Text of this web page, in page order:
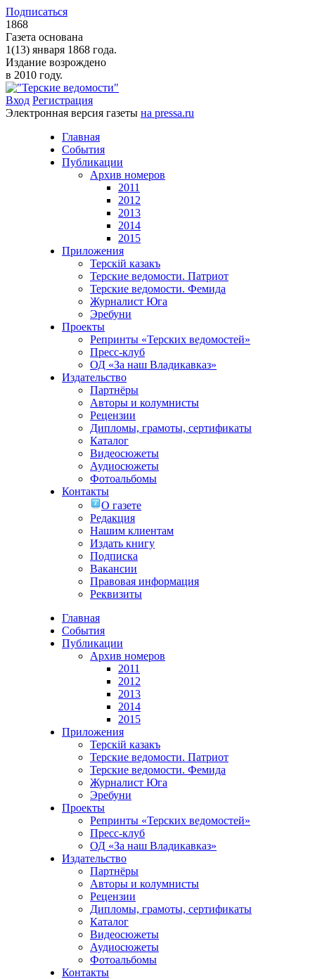
Подписаться
1868
Газета основана
1(13) января 1868 года.
Издание возрождено
в 2010 году.
Вход Регистрация
Электронная версия газеты на pressa.ru
Главная
События
Публикации
Архив номеров
2011
2012
2013
2014
2015
Приложения
Терскiй казакъ
Терские ведомости. Патриот
Терские ведомости. Фемида
Журналист Юга
Эребуни
Проекты
Репринты «Терских ведомостей»
Пресс-клуб
ОД «За наш Владикавказ»
Издательство
Партнёры
Авторы и колумнисты
Рецензии
Дипломы, грамоты, сертификаты
Каталог
Видеосюжеты
Аудиосюжеты
Фотоальбомы
Контакты
О газете
Редакция
Нашим клиентам
Издать книгу
Подписка
Вакансии
Правовая информация
Реквизиты
Главная
События
Публикации
Архив номеров
2011
2012
2013
2014
2015
Приложения
Терскiй казакъ
Терские ведомости. Патриот
Терские ведомости. Фемида
Журналист Юга
Эребуни
Проекты
Репринты «Терских ведомостей»
Пресс-клуб
ОД «За наш Владикавказ»
Издательство
Партнёры
Авторы и колумнисты
Рецензии
Дипломы, грамоты, сертификаты
Каталог
Видеосюжеты
Аудиосюжеты
Фотоальбомы
Контакты